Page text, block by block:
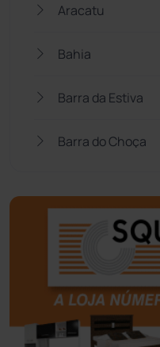
Aracatu
Bahia
Barra da Estiva
Barra do Choça
Bom Jesus da Lapa
Boquira
Botuporã